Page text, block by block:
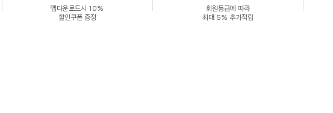
앱다운로드시 10%
할인쿠폰 증정
회원등급에 따라
최대 5% 추가적립